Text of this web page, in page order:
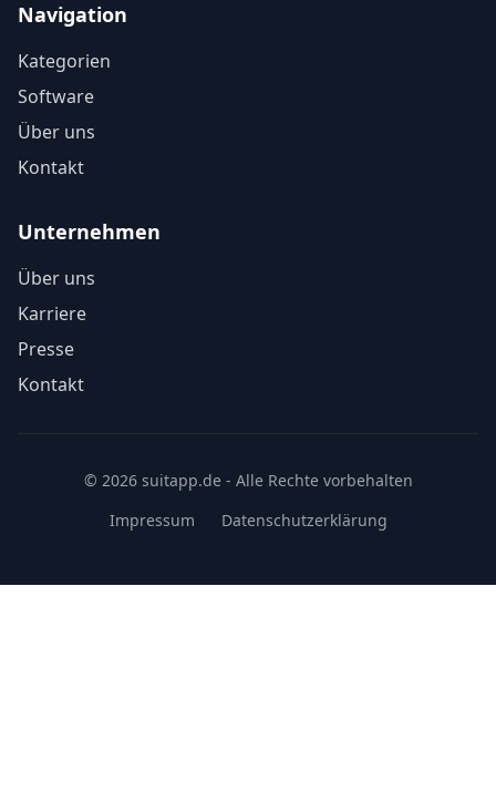
Navigation
Kategorien
Software
Über uns
Kontakt
Unternehmen
Über uns
Karriere
Presse
Kontakt
© 2026 suitapp.de - Alle Rechte vorbehalten
Impressum
Datenschutzerklärung